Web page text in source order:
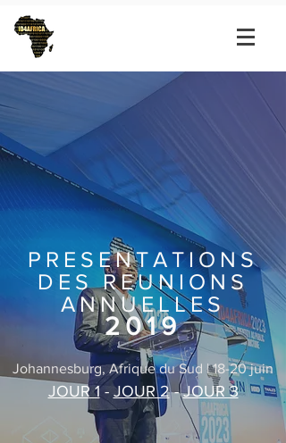
PRESENTATIONS
DES REUNIONS
ANNUELLES
2019
Johannesburg, Afrique du Sud | 18-20 juin
JOUR 1- JOUR 2-JOUR 3